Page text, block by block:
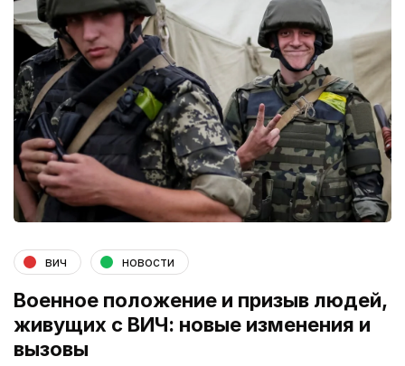
вич новости
Военное положение и призыв людей,
живущих с ВИЧ: новые изменения и
вызовы